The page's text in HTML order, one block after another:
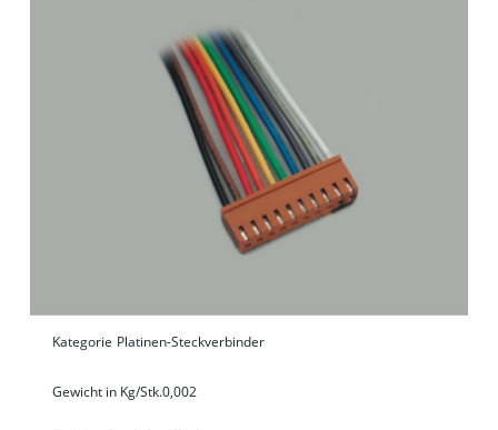
Kategorie Platinen-Steckverbinder
Gewicht in Kg/Stk.0,002